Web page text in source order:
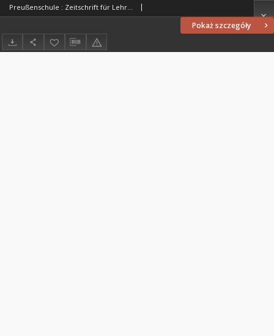
Pokaż szczegóły
Preußenschule : Zeitschrift für Lehrer und Freunde der Menschenbildung von allen Confessionen : herausgegeben vor Schulmännern in Preußen, 1834, nr 32